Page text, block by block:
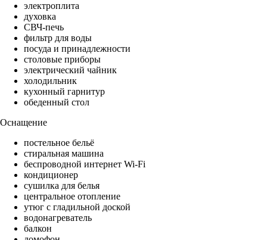
электроплита
духовка
СВЧ-печь
фильтр для воды
посуда и принадлежности
столовые приборы
электрический чайник
холодильник
кухонный гарнитур
обеденный стол
Оснащение
постельное бельё
стиральная машина
беспроводной интернет Wi-Fi
кондиционер
сушилка для белья
центральное отопление
утюг с гладильной доской
водонагреватель
балкон